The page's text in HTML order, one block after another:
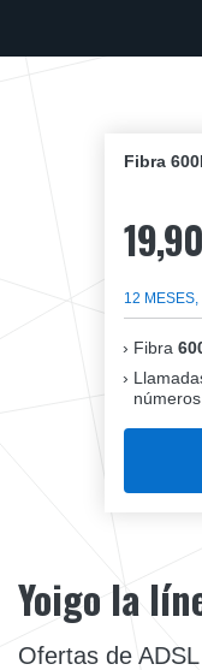
Fibra
19,90
12
Fibra
Yoigo la
Ofertas de